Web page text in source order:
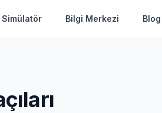
Simülatör Bilgi Merkezi Blog